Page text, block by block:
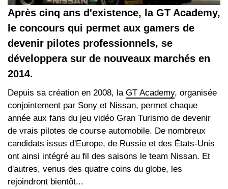
Après cinq ans d'existence, la GT Academy,
le concours qui permet aux gamers de
devenir pilotes professionnels, se
développera sur de nouveaux marchés en
2014.
Depuis sa création en 2008, la GT Academy, organisée
conjointement par Sony et Nissan, permet chaque
année aux fans du jeu vidéo Gran Turismo de devenir
de vrais pilotes de course automobile. De nombreux
candidats issus d'Europe, de Russie et des États-Unis
ont ainsi intégré au fil des saisons le team Nissan. Et
d'autres, venus des quatre coins du globe, les
rejoindront bientôt...